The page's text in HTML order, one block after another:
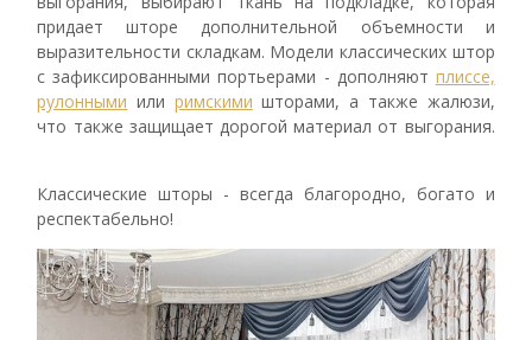
придает шторе дополнительной объемности и
выразительности складкам. Модели классических штор
с зафиксированными портьерами - дополняют плиссе,
рулонными или римскими шторами, а также жалюзи,
что также защищает дорогой материал от выгорания.
Классические шторы - всегда благородно, богато и
респектабельно!